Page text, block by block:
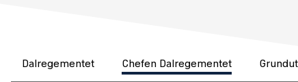
Dalregementet Chefen Dalregementet